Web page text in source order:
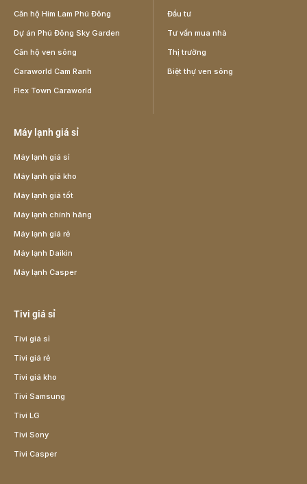
Căn hộ Him Lam Phú Đông
Dự án Phú Đông Sky Garden
Căn hộ ven sông
Caraworld Cam Ranh
Flex Town Caraworld
Đầu tư
Tư vấn mua nhà
Thị trường
Biệt thự ven sông
Máy lạnh giá sỉ
Máy lạnh giá sỉ
Máy lạnh giá kho
Máy lạnh giá tốt
Máy lạnh chính hãng
Máy lạnh giá rẻ
Máy lạnh Daikin
Máy lạnh Casper
Tivi giá sỉ
Tivi giá sỉ
Tivi giá rẻ
Tivi giá kho
Tivi Samsung
Tivi LG
Tivi Sony
Tivi Casper